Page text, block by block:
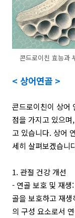
콘드로이친 효능과
< 상어연골 >
콘드로이친이 상어
점을 가지고 있으
고 있습니다. 상어
세히 살펴보겠습니
1. 관절 건강 개선
- 연골 보호 및 재생
골을 보호하고 재
의 구성 요소로서